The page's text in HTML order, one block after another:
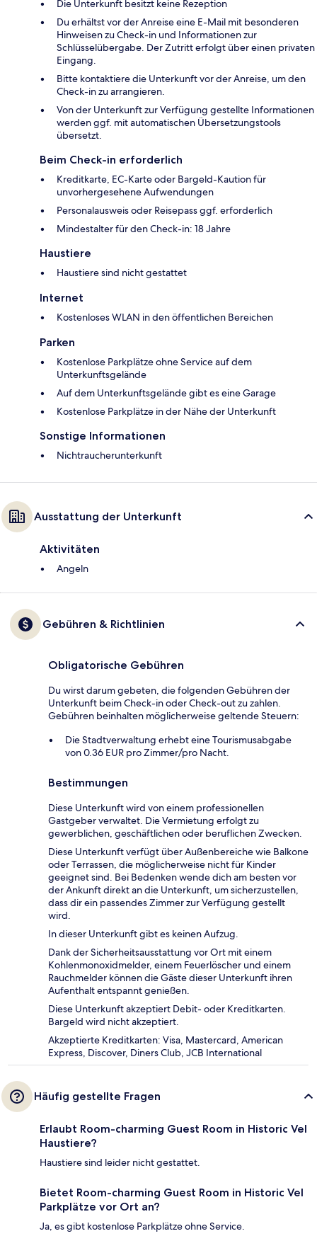
Die Unterkunft besitzt keine Rezeption
Du erhältst vor der Anreise eine E-Mail mit besonderen
Hinweisen zu Check-in und Informationen zur
Schlüsselübergabe. Der Zutritt erfolgt über einen privaten
Eingang.
Bitte kontaktiere die Unterkunft vor der Anreise, um den
Check-in zu arrangieren.
Von der Unterkunft zur Verfügung gestellte Informationen
werden ggf. mit automatischen Übersetzungstools
übersetzt.
Beim Check-in erforderlich
Kreditkarte, EC-Karte oder Bargeld-Kaution für
unvorhergesehene Aufwendungen
Personalausweis oder Reisepass ggf. erforderlich
Mindestalter für den Check-in: 18 Jahre
Haustiere
Haustiere sind nicht gestattet
Internet
Kostenloses WLAN in den öffentlichen Bereichen
Parken
Kostenlose Parkplätze ohne Service auf dem
Unterkunftsgelände
Auf dem Unterkunftsgelände gibt es eine Garage
Kostenlose Parkplätze in der Nähe der Unterkunft
Sonstige Informationen
Nichtraucherunterkunft
Ausstattung der Unterkunft
Aktivitäten
Angeln
Gebühren & Richtlinien
Obligatorische Gebühren
Du wirst darum gebeten, die folgenden Gebühren der
Unterkunft beim Check-in oder Check-out zu zahlen.
Gebühren beinhalten möglicherweise geltende Steuern:
Die Stadtverwaltung erhebt eine Tourismusabgabe
von 0.36 EUR pro Zimmer/pro Nacht.
Bestimmungen
Diese Unterkunft wird von einem professionellen
Gastgeber verwaltet. Die Vermietung erfolgt zu
gewerblichen, geschäftlichen oder beruflichen Zwecken.
Diese Unterkunft verfügt über Außenbereiche wie Balkone
oder Terrassen, die möglicherweise nicht für Kinder
geeignet sind. Bei Bedenken wende dich am besten vor
der Ankunft direkt an die Unterkunft, um sicherzustellen,
dass dir ein passendes Zimmer zur Verfügung gestellt
wird.
In dieser Unterkunft gibt es keinen Aufzug.
Dank der Sicherheitsausstattung vor Ort mit einem
Kohlenmonoxidmelder, einem Feuerlöscher und einem
Rauchmelder können die Gäste dieser Unterkunft ihren
Aufenthalt entspannt genießen.
Diese Unterkunft akzeptiert Debit- oder Kreditkarten.
Bargeld wird nicht akzeptiert.
Akzeptierte Kreditkarten: Visa, Mastercard, American
Express, Discover, Diners Club, JCB International
Häufig gestellte Fragen
Erlaubt Room-charming Guest Room in Historic Vel
Haustiere?
Haustiere sind leider nicht gestattet.
Bietet Room-charming Guest Room in Historic Vel
Parkplätze vor Ort an?
Ja, es gibt kostenlose Parkplätze ohne Service.